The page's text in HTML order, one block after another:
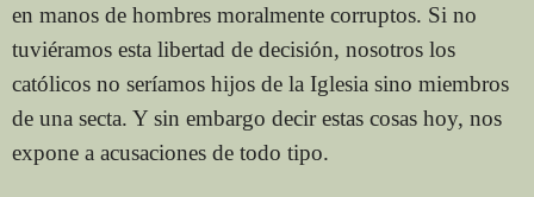
en manos de hombres moralmente corruptos. Si no
tuviéramos esta libertad de decisión, nosotros los
católicos no seríamos hijos de la Iglesia sino miembros
de una secta. Y sin embargo decir estas cosas hoy, nos
expone a acusaciones de todo tipo.